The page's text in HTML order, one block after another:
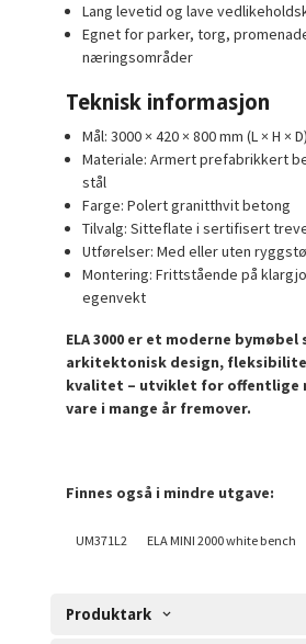
Lang levetid og lave
Egnet for parker, torg,
næringsområder
Teknisk informasjon
Mål: 3000 × 420 × 800 mm (L × H × D)
Materiale: Armert prefabrikkert
stål
Farge: Polert granitthvit betong
Tilvalg: Sitteflate i sertifisert
Utførelser: Med eller uten
Montering: Frittstående på
egenvekt
ELA 3000 er et moderne
arkitektonisk design,
kvalitet – utviklet for offentlige
vare i mange år fremover.
Finnes også i mindre utgave:
UM371L2 ELA MINI 2000 white bench
Produktark